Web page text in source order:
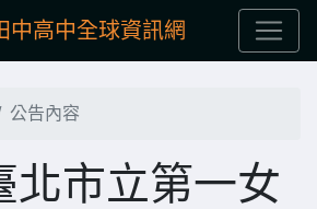
中高中全球資訊網
公告內容
北市立第一女